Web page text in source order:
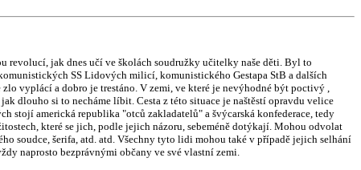
revolucí, jak dnes učí ve školách soudružky učitelky naše děti. Byl to
SS Lidových milicí, komunistického Gestapa StB a dalších
vyplácí a dobro je trestáno. V zemi, ve které je nevýhodné být poctivý ,
dlouho si to necháme líbit. Cesta z této situace je naštěstí opravdu velice
stojí americká republika "otců zakladatelů" a švýcarská konfederace, tedy
které se jich, podle jejich názoru, sebeméně dotýkají. Mohou odvolat
soudce, šerifa, atd. atd. Všechny tyto lidi mohou také v případě jejich selhání
naprosto bezprávnými občany ve své vlastní zemi.